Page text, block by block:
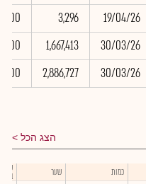
19/04/26
3,296
0.00
30/03/26
1,667,413
0.00
30/03/26
2,886,727
0.00
הצג הכל
כמות שער